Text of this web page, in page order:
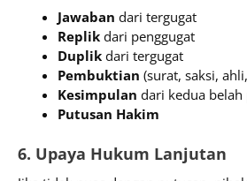
Jawaban dari tergugat
Replik dari penggugat
Duplik dari tergugat
Pembuktian (surat, saksi,
Kesimpulan dari kedua belah
Putusan Hakim
6. Upaya Hukum Lanjutan